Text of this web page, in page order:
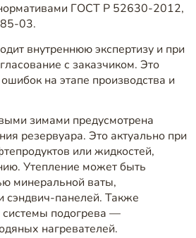
ГОСТ Р 52630-2012,
03.
внутреннюю экспертизу и при
с заказчиком. Это
на этапе производства и
зимами предусмотрена
резервуара. Это актуально при
или жидкостей,
Утепление может быть
минеральной ваты,
сэндвич-панелей. Также
подогрева —
нагревателей.